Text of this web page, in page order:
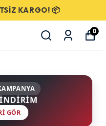
%50 İNDİRİM!
0
GÖR